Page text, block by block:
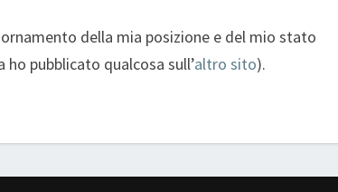
della mia posizione e del mio stato
ho pubblicato qualcosa sull’altro sito).